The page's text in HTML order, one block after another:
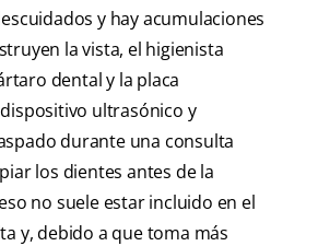
y hay acumulaciones
la vista, el higienista
dental y la placa
ultrasónico y
durante una consulta
los dientes antes de la
no suele estar incluido en el
y, debido a que toma más